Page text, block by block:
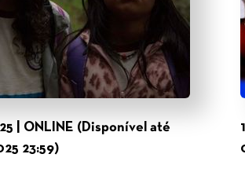
| ONLINE (Disponível até
23:59)